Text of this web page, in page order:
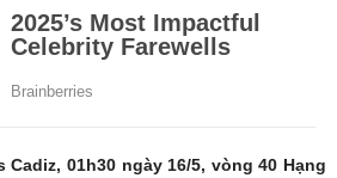
01h30 ngày 16/5, vòng 40 Hạng